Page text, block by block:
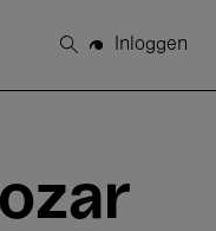
Zoeken
Inloggen